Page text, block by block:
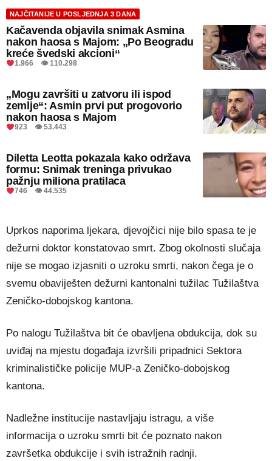
NAJČITANIJE U POSLJEDNJA 3 DANA
Kačavenda objavila snimak Asmina
nakon haosa s Majom: „Po Beogradu
kreće švedski akcioni“
1.966 👁 110.298
„Mogu završiti u zatvoru ili ispod
zemlje“: Asmin prvi put progovorio
nakon haosa s Majom
923 👁 53.443
Diletta Leotta pokazala kako održava
formu: Snimak treninga privukao
pažnju miliona pratilaca
746 👁 44.535
Uprkos naporima ljekara, djevojčici nije bilo spasa te je
dežurni doktor konstatovao smrt. Zbog okolnosti slučaja
nije se mogao izjasniti o uzroku smrti, nakon čega je o
svemu obaviješten dežurni kantonalni tužilac Tužilaštva
Zeničko-dobojskog kantona.
Po nalogu Tužilaštva bit će obavljena obdukcija, dok su
uviđaj na mjestu događaja izvršili pripadnici Sektora
kriminalističke policije MUP-a Zeničko-dobojskog
kantona.
Nadležne institucije nastavljaju istragu, a više
informacija o uzroku smrti bit će poznato nakon
završetka obdukcije i svih istražnih radnji.